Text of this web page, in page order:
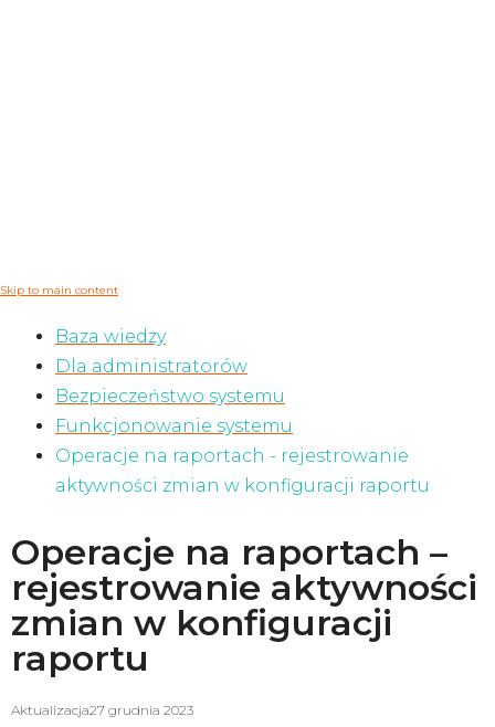
Skip to main content
Baza wiedzy
Dla administratorów
Bezpieczeństwo systemu
Funkcjonowanie systemu
Operacje na raportach - rejestrowanie
aktywności zmian w konfiguracji raportu
Operacje na raportach –
rejestrowanie aktywności
zmian w konfiguracji
raportu
Aktualizacja27 grudnia 2023